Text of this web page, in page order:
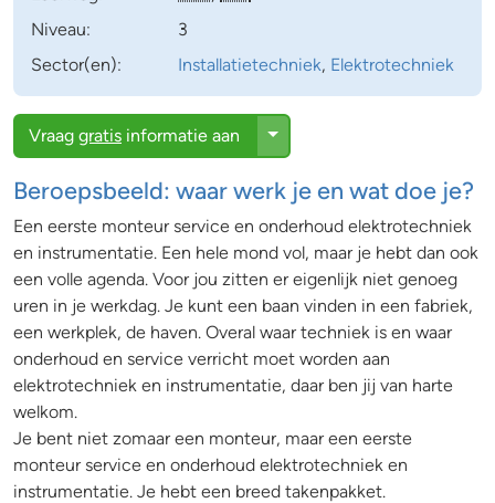
Niveau:
3
Sector(en):
Installatietechniek, Elektrotechniek
Vraag gratis informatie aan Toggle Dropdown
Beroepsbeeld: waar werk je en wat doe je?
Een eerste monteur service en onderhoud elektrotechniek
en instrumentatie. Een hele mond vol, maar je hebt dan ook
een volle agenda. Voor jou zitten er eigenlijk niet genoeg
uren in je werkdag. Je kunt een baan vinden in een fabriek,
een werkplek, de haven. Overal waar techniek is en waar
onderhoud en service verricht moet worden aan
elektrotechniek en instrumentatie, daar ben jij van harte
welkom.
Je bent niet zomaar een monteur, maar een eerste
monteur service en onderhoud elektrotechniek en
instrumentatie. Je hebt een breed takenpakket.